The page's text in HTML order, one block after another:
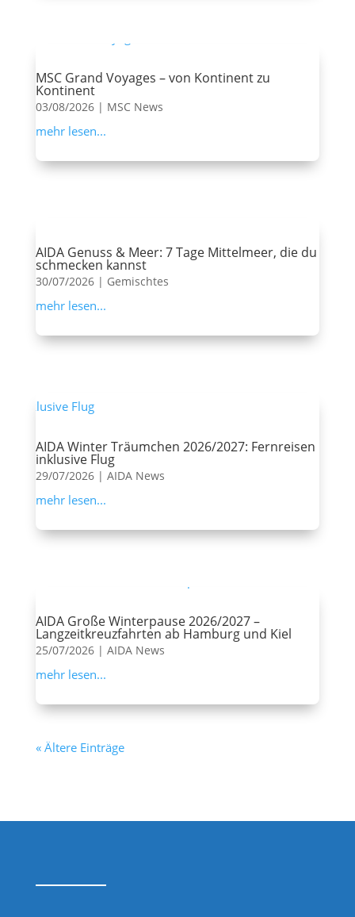
MSC Grand Voyages – von Kontinent zu
Kontinent
03/08/2026| MSC News
mehr lesen...
AIDA Genuss & Meer: 7 Tage Mittelmeer, die du
schmecken kannst
30/07/2026| Gemischtes
mehr lesen...
AIDA Winter Träumchen 2026/2027: Fernreisen
inklusive Flug
29/07/2026| AIDA News
mehr lesen...
AIDA Große Winterpause 2026/2027 –
Langzeitkreuzfahrten ab Hamburg und Kiel
25/07/2026| AIDA News
mehr lesen...
« Ältere Einträge